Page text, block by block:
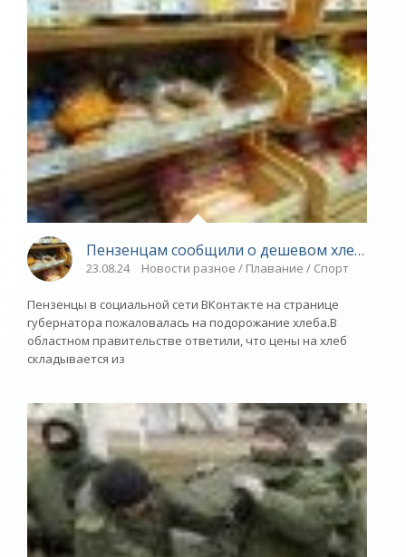
Пензенцам сообщили о дешевом хлебе за
23.08.24 Новости разное / Плавание / Спорт
Пензенцы в социальной сети ВКонтакте на странице
губернатора пожаловалась на подорожание хлеба.В
областном правительстве ответили, что цены на хлеб
складывается из